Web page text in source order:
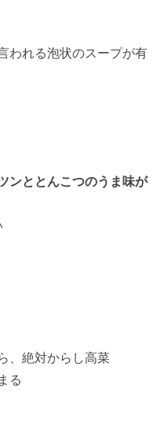
われる泡状のスープが有
ンととんこつのうま味が
絶対からし高菜
る